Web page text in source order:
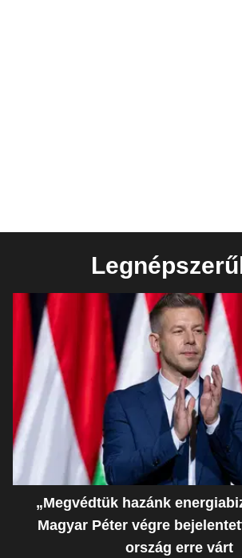
„Megvédtük hazánk
Magyar Péter végre
ország erre várt